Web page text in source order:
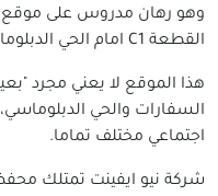
القطعة C1 امام الحي الدبلوماسي.
هذا الموقع لا يعني مجرد
السفارات والحي
اجتماعي مختلف تماما.